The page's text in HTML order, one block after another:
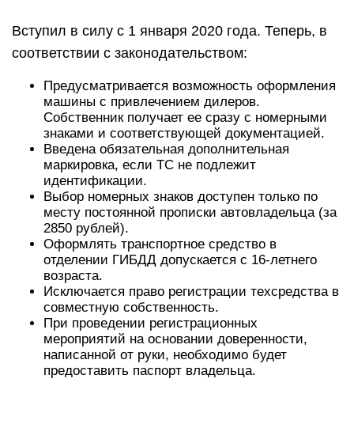
Вступил в силу с 1 января 2020 года. Теперь, в
соответствии с законодательством:
Предусматривается возможность оформления
машины с привлечением дилеров.
Собственник получает ее сразу с номерными
знаками и соответствующей документацией.
Введена обязательная дополнительная
маркировка, если ТС не подлежит
идентификации.
Выбор номерных знаков доступен только по
месту постоянной прописки автовладельца (за
2850 рублей).
Оформлять транспортное средство в
отделении ГИБДД допускается с 16-летнего
возраста.
Исключается право регистрации техсредства в
совместную собственность.
При проведении регистрационных
мероприятий на основании доверенности,
написанной от руки, необходимо будет
предоставить паспорт владельца.